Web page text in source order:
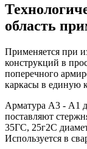
область
Применяется при
конструкций в
поперечного
каркасы в единую
Арматура А3 - А1
поставляют
35ГС, 25г2С
Используется в